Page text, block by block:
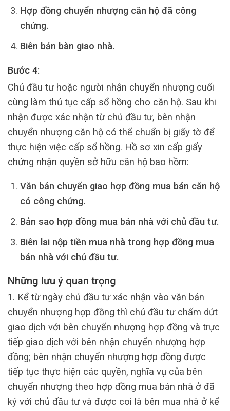
Hợp đồng chuyển nhượng căn hộ đã công
chứng.
Biên bản bàn giao nhà.
Bước 4:
Chủ đầu tư hoặc người nhận chuyển nhượng cuối
cùng làm thủ tục cấp sổ hồng cho căn hộ. Sau khi
nhận được xác nhận từ chủ đầu tư, bên nhận
chuyển nhượng căn hộ có thể chuẩn bị giấy tờ để
thực hiện việc cấp sổ hồng. Hồ sơ xin cấp giấy
chứng nhận quyền sở hữu căn hộ bao hồm:
Văn bản chuyển giao hợp đồng mua bán căn hộ
có công chứng.
Bản sao hợp đồng mua bán nhà với chủ đầu tư.
Biên lai nộp tiền mua nhà trong hợp đồng mua
bán nhà với chủ đầu tư.
Những lưu ý quan trọng
1. Kể từ ngày chủ đầu tư xác nhận vào văn bản
chuyển nhượng hợp đồng thì chủ đầu tư chấm dứt
giao dịch với bên chuyển nhượng hợp đồng và trực
tiếp giao dịch với bên nhận chuyển nhượng hợp
đồng; bên nhận chuyển nhượng hợp đồng được
tiếp tục thực hiện các quyền, nghĩa vụ của bên
chuyển nhượng theo hợp đồng mua bán nhà ở đã
ký với chủ đầu tư và được coi là bên mua nhà ở kể